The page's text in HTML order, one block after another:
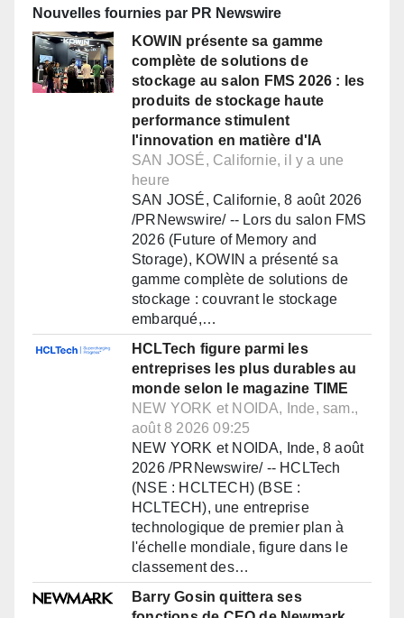
Nouvelles fournies par PR Newswire
KOWIN présente sa gamme
complète de solutions de
stockage au salon FMS 2026 : les
produits de stockage haute
performance stimulent
l'innovation en matière d'IA
SAN JOSÉ, Californie, il y a une
heure
SAN JOSÉ, Californie, 8 août 2026
/PRNewswire/ -- Lors du salon FMS
2026 (Future of Memory and
Storage), KOWIN a présenté sa
gamme complète de solutions de
stockage : couvrant le stockage
embarqué,…
HCLTech figure parmi les
entreprises les plus durables au
monde selon le magazine TIME
NEW YORK et NOIDA, Inde, sam.,
août 8 2026 09:25
NEW YORK et NOIDA, Inde, 8 août
2026 /PRNewswire/ -- HCLTech
(NSE : HCLTECH) (BSE :
HCLTECH), une entreprise
technologique de premier plan à
l'échelle mondiale, figure dans le
classement des…
Barry Gosin quittera ses